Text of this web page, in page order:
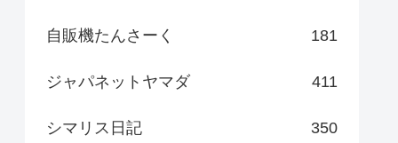
自販機たんさーく 181
ジャパネットヤマダ 411
シマリス日記 350